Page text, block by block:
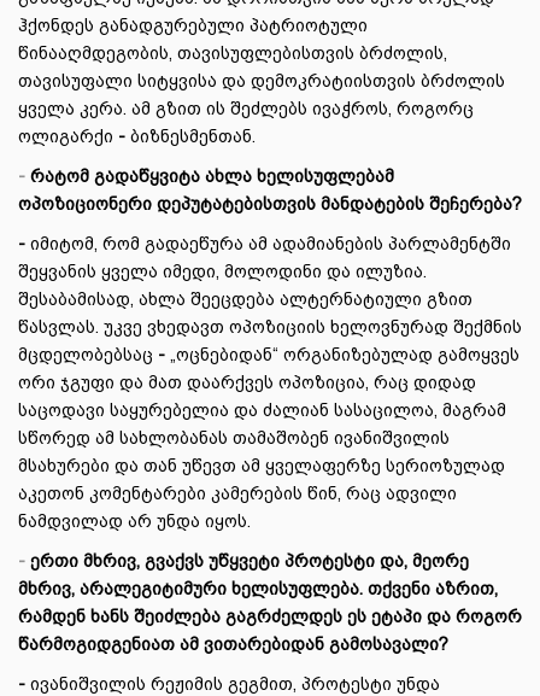
ჰქონდეს განადგურებული პატრიოტული
წინააღმდეგობის, თავისუფლებისთვის ბრძოლის,
თავისუფალი სიტყვისა და დემოკრატიისთვის ბრძოლის
ყველა კერა. ამ გზით ის შეძლებს ივაჭროს, როგორც
ოლიგარქი - ბიზნესმენთან.
- რატომ გადაწყვიტა ახლა ხელისუფლებამ
ოპოზიციონერი დეპუტატებისთვის მანდატების შეჩერება?
- იმიტომ, რომ გადაეწურა ამ ადამიანების პარლამენტში
შეყვანის ყველა იმედი, მოლოდინი და ილუზია.
შესაბამისად, ახლა შეეცდება ალტერნატიული გზით
წასვლას. უკვე ვხედავთ ოპოზიციის ხელოვნურად შექმნის
მცდელობებსაც - „ოცნებიდან“ ორგანიზებულად გამოყვეს
ორი ჯგუფი და მათ დაარქვეს ოპოზიცია, რაც დიდად
საცოდავი საყურებელია და ძალიან სასაცილოა, მაგრამ
სწორედ ამ სახლობანას თამაშობენ ივანიშვილის
მსახურები და თან უწევთ ამ ყველაფერზე სერიოზულად
აკეთონ კომენტარები კამერების წინ, რაც ადვილი
ნამდვილად არ უნდა იყოს.
- ერთი მხრივ, გვაქვს უწყვეტი პროტესტი და, მეორე
მხრივ, არალეგიტიმური ხელისუფლება. თქვენი აზრით,
რამდენ ხანს შეიძლება გაგრძელდეს ეს ეტაპი და როგორ
წარმოგიდგენიათ ამ ვითარებიდან გამოსავალი?
- ივანიშვილის რეჟიმის გეგმით, პროტესტი უნდა